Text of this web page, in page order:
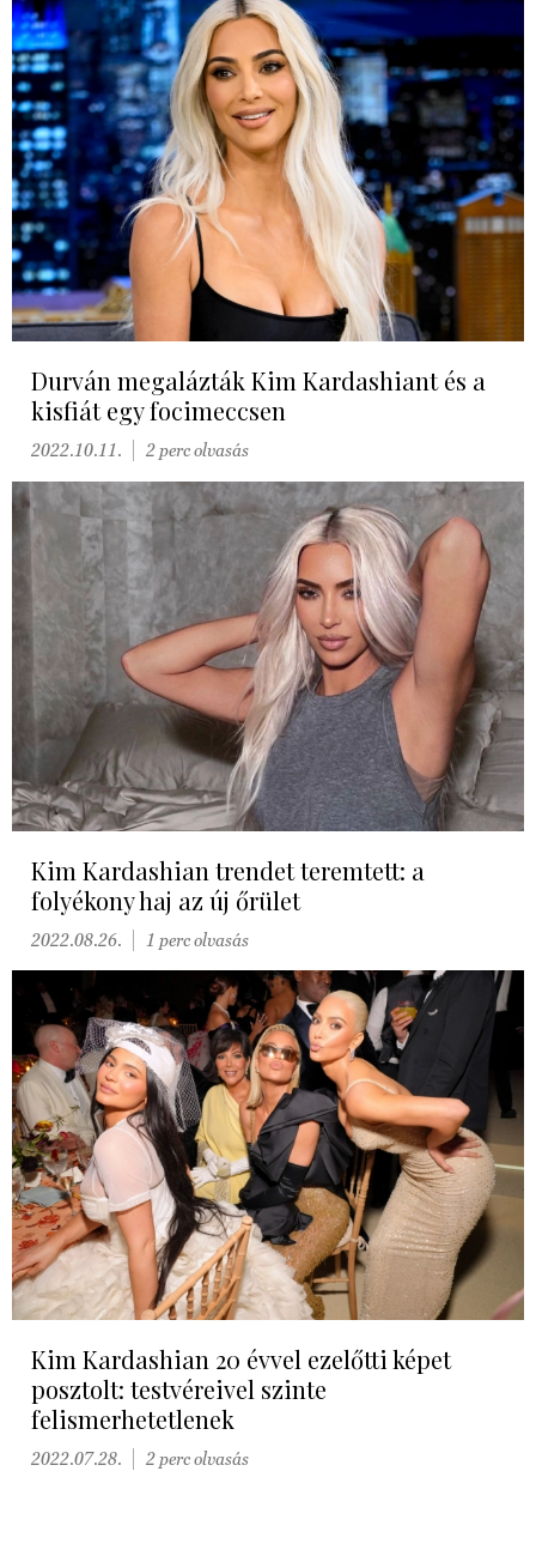
Durván megalázták Kim Kardashiant és a
kisfiát egy focimeccsen
2022.10.11. 2 perc olvasás
Kim Kardashian trendet teremtett: a
folyékony haj az új őrület
2022.08.26. 1 perc olvasás
Kim Kardashian 20 évvel ezelőtti képet
posztolt: testvéreivel szinte
felismerhetetlenek
2022.07.28. 2 perc olvasás